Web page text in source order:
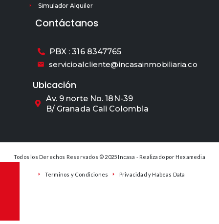
Simulador Alquiler
Contáctanos
PBX : 316 8347765
servicioalcliente@incasainmobiliaria.co
Ubicación
Av. 9 norte No. 18N-39
B/ Granada Cali Colombia
Todos los Derechos Reservados © 2025 Incasa - Realizado por Hexamedia
Terminos y Condiciones Privacidad y Habeas Data